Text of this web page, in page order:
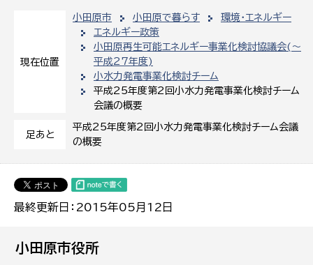
現在位置
小田原市 小田原で暮らす
環境・エネルギー
エネルギー政策
小田原再生可能エネルギー事業化検討協議会(〜
平成27年度)
小水力発電事業化検討チーム
平成25年度第2回小水力発電事業化検討チーム
会議の概要
足あと
平成25年度第2回小水力発電事業化検討チーム会議
の概要
最終更新日：2015年05月12日
小田原市役所